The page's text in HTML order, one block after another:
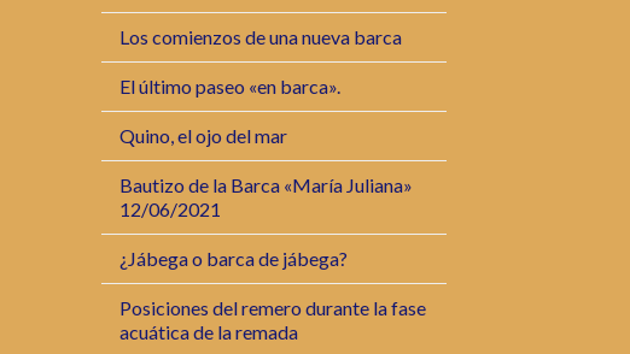
Los comienzos de una nueva barca
El último paseo «en barca».
Quino, el ojo del mar
Bautizo de la Barca «María Juliana»
12/06/2021
¿Jábega o barca de jábega?
Posiciones del remero durante la fase
acuática de la remada